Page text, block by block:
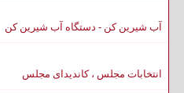
آب شیرین کن - دستگاه آب شیرین کن
انتخابات مجلس ، کاندیدای مجلس